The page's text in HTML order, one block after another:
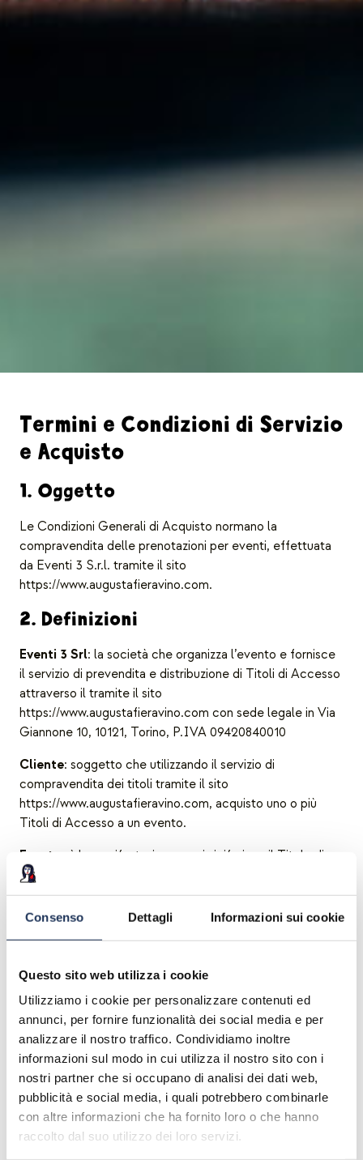
Consenso Dettagli Informazioni sui cookie
Questo sito web utilizza i cookie
Utilizziamo i cookie per personalizzare contenuti ed
annunci, per fornire funzionalità dei social media e per
analizzare il nostro traffico. Condividiamo inoltre
informazioni sul modo in cui utilizza il nostro sito con i
nostri partner che si occupano di analisi dei dati web,
pubblicità e social media, i quali potrebbero combinarle
con altre informazioni che ha fornito loro o che hanno
raccolto dal suo utilizzo dei loro servizi.
Termini e Condizioni di Servizio
e Acquisto
1. Oggetto
Le Condizioni Generali di Acquisto normano la
compravendita delle prenotazioni per eventi, effettuata
da Eventi 3 S.r.l. tramite il sito
https://www.augustafieravino.com.
2. Definizioni
Eventi 3 Srl: la società che organizza l’evento e fornisce
il servizio di prevendita e distribuzione di Titoli di Accesso
attraverso il tramite il sito
https://www.augustafieravino.com con sede legale in Via
Giannone 10, 10121, Torino, P.IVA 09420840010
Cliente: soggetto che utilizzando il servizio di
compravendita dei titoli tramite il sito
https://www.augustafieravino.com, acquisto uno o più
Titoli di Accesso a un evento.
Evento
: è la manifestazione a cui si riferisce il Titolo di
Accesso, Augusta Fiera Vino 2023
anche in formato digitale, non avente valore fiscale,
acquistato dal Cliente che legittima il titolare della
prenotazione, nel rispetto della normativa cogente in
materia, ha natura strettamente personale e non può
essere ceduto a titolo oneroso né può essere oggetto di
intermediazione.
Luogo dell’Evento: è l’insieme delle location e degli
spazi che costituiscono i luoghi di svolgimento dell’
evento.